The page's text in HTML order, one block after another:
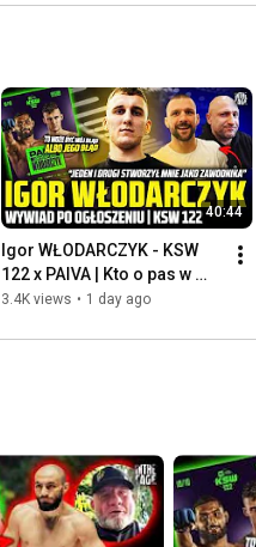
40:44
Igor WŁODARCZYK - KSW
122 x PAIVA | Kto o pas w
lekkiej KSW? GAMROT czy
UFC!
3.4K views • 1 day ago